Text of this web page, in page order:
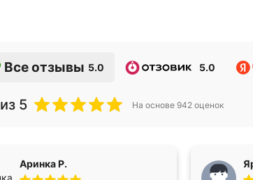
Все отзывы 5.0 5.0
из 5 На основе 942 оценок
Аринка Р.